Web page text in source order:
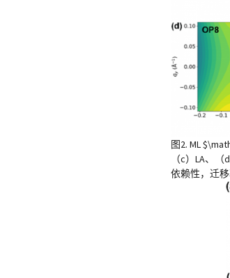
图2. ML
（c）LA、
依赖性，迁